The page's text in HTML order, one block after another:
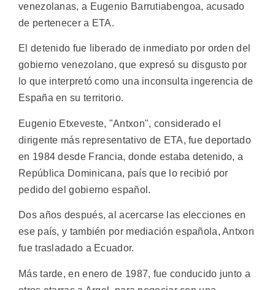
venezolanas, a Eugenio Barrutiabengoa, acusado
de pertenecer a ETA.
El detenido fue liberado de inmediato por orden del
gobierno venezolano, que expresó su disgusto por
lo que interpretó como una inconsulta ingerencia de
España en su territorio.
Eugenio Etxeveste, "Antxon", considerado el
dirigente más representativo de ETA, fue deportado
en 1984 desde Francia, donde estaba detenido, a
República Dominicana, país que lo recibió por
pedido del gobierno español.
Dos años después, al acercarse las elecciones en
ese país, y también por mediación española, Antxon
fue trasladado a Ecuador.
Más tarde, en enero de 1987, fue conducido junto a